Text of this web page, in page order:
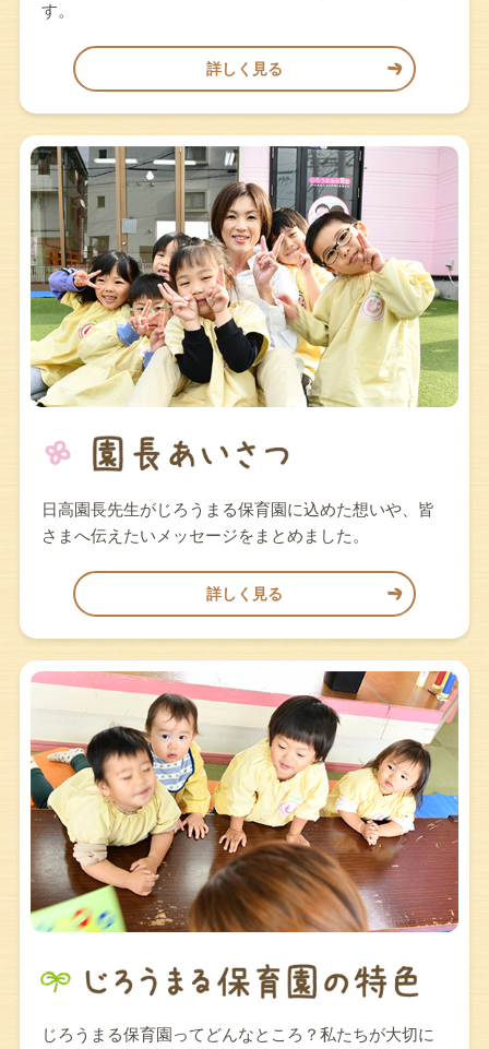
す。
詳しく見る
日高園長先生がじろうまる保育園に込めた想いや、皆
さまへ伝えたいメッセージをまとめました。
詳しく見る
じろうまる保育園ってどんなところ？私たちが大切に